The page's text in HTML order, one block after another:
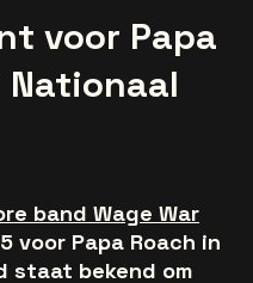
voor Papa
Nationaal
band Wage War
voor Papa Roach in
staat bekend om